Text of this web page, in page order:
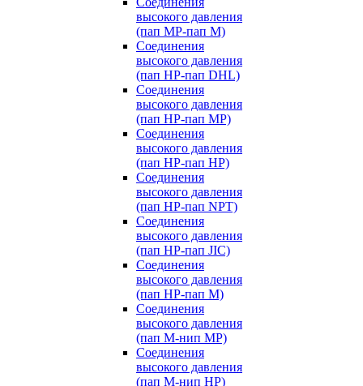
высокого давления
(пап MP-пап M)
Соединения
высокого давления
(пап HP-пап DHL)
Соединения
высокого давления
(пап HP-пап MP)
Соединения
высокого давления
(пап HP-пап HP)
Соединения
высокого давления
(пап HP-пап NPT)
Соединения
высокого давления
(пап HP-пап JIC)
Соединения
высокого давления
(пап HP-пап M)
Соединения
высокого давления
(пап M-нип MP)
Соединения
высокого давления
(пап M-нип HP)